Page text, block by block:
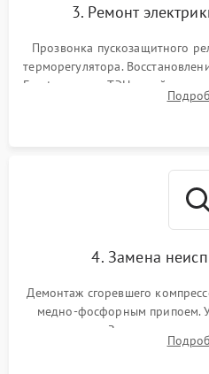
3. Ремонт
Прозвонка пускозащитного
терморегулятора.
Frost, включая ТЭН оттайки и
платы управления
4. Замена
Демонтаж сгоревшего
медно-фосфорным припоем.
осушителя. Замена
сломанных заслонок или